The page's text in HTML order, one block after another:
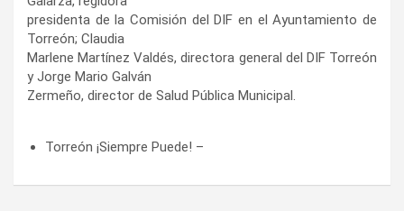
presidenta de la Comisión del DIF en el Ayuntamiento de
Torreón; Claudia
Marlene Martínez Valdés, directora general del DIF Torreón
y Jorge Mario Galván
Zermeño, director de Salud Pública Municipal.
Torreón ¡Siempre Puede! –